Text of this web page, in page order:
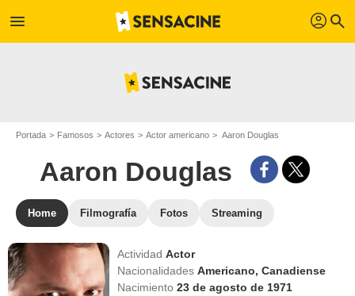
menu profil search
Portada Famosos Actores Actor americano Aaron Douglas
Aaron Douglas
Home Filmografía Fotos Streaming
ActividadActor
NacionalidadesAmericano, Canadiense
Nacimiento23 de agosto de 1971